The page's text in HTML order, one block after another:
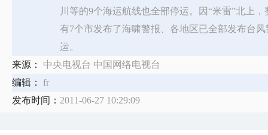
川等的9个海运航线也全部停运。因“米雷”北上
有7个市发布了海啸警报、各地区已全部发布台
运。
来源：
中央电视台 中国网络电视台
编辑：
fr
发布时间： 2011-06-27 10:29:09